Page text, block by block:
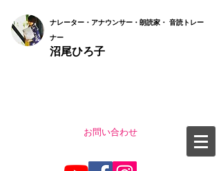
ナレーター・アナウンサー・朗読家・ 音読トレー
ナー
沼尾ひろ子
お問い合わせ